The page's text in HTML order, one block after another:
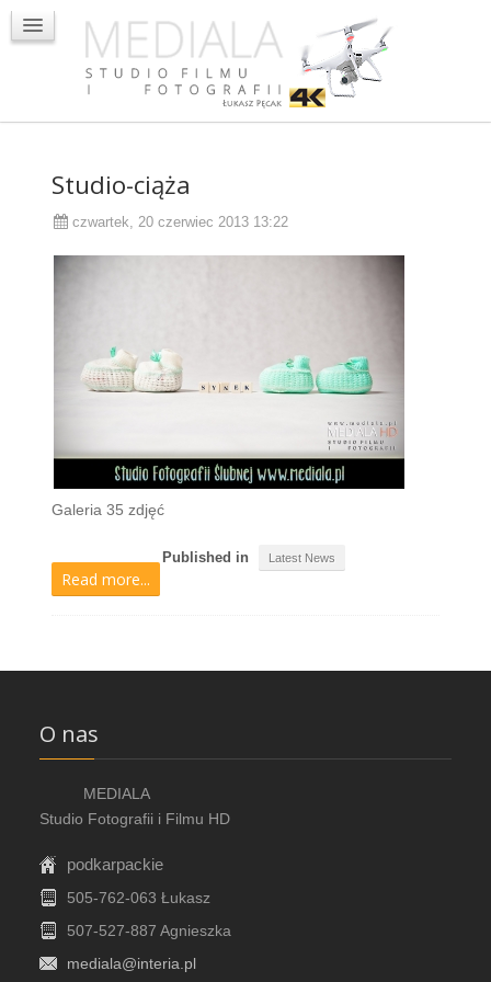
Oglądaj sesje plenerowe
Kontakt
Studio-ciąża
czwartek, 20 czerwiec 2013 13:22
Galeria 35 zdjęć
Published in Latest News
Read more...
O nas
MEDIALA
Studio Fotografii i Filmu HD
podkarpackie
505-762-063 Łukasz
507-527-887 Agnieszka
mediala@interia.pl